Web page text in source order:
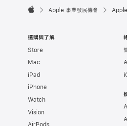

Apple 事業發展機會
選購與了解
Store
Mac
iPad
iPhone
Watch
Vision
AirPods